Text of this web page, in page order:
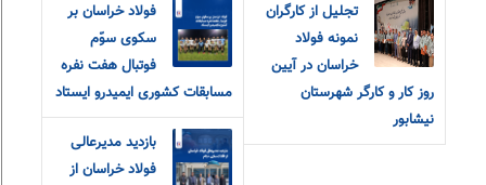
تجلیل از کارگران
نمونه فولاد
خراسان در آیین
روز کار و کارگر شهرستان
نیشابور
فولاد خراسان بر
سکوی سوّم
فوتبال هفت نفره
مسابقات کشوری ایمیدرو ایستاد
بازدید مدیرعالی
فولاد خراسان از